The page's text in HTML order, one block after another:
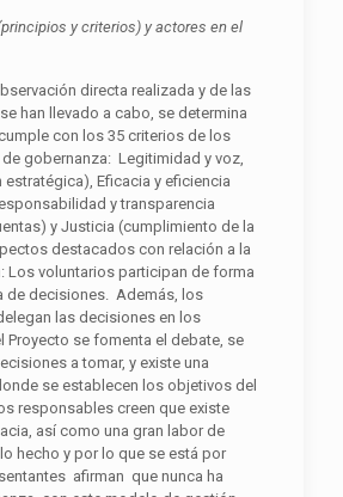
y criterios) y actores en el
directa realizada y de las
han llevado a cabo, se determina
con los 35 criterios de los
gobernanza: Legitimidad y voz,
Eficacia y eficiencia
y transparencia
y Justicia (cumplimiento de la
destacados con relación a la
Los voluntarios participan de forma
de decisiones. Además, los
las decisiones en los
Proyecto se fomenta el debate, se
a tomar, y existe una
se establecen los objetivos del
responsables creen que existe
así como una gran labor de
hecho y por lo que se está por
afirman que nunca ha